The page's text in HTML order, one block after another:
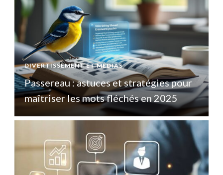
DIVERTISSEMENT ET MÉDIAS
Passereau : astuces et stratégies pour
maîtriser les mots fléchés en 2025